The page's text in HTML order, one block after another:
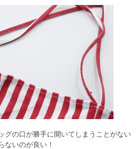
グの口が勝手に開いてしまうことがない
ないのが良い！